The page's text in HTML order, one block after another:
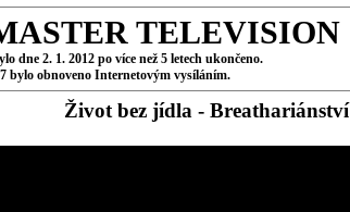
TELEVISION
dne 2. 1. 2012 po více než 5 letech ukončeno.
bylo obnoveno Internetovým vysíláním.
Život bez jídla - Breathariánství